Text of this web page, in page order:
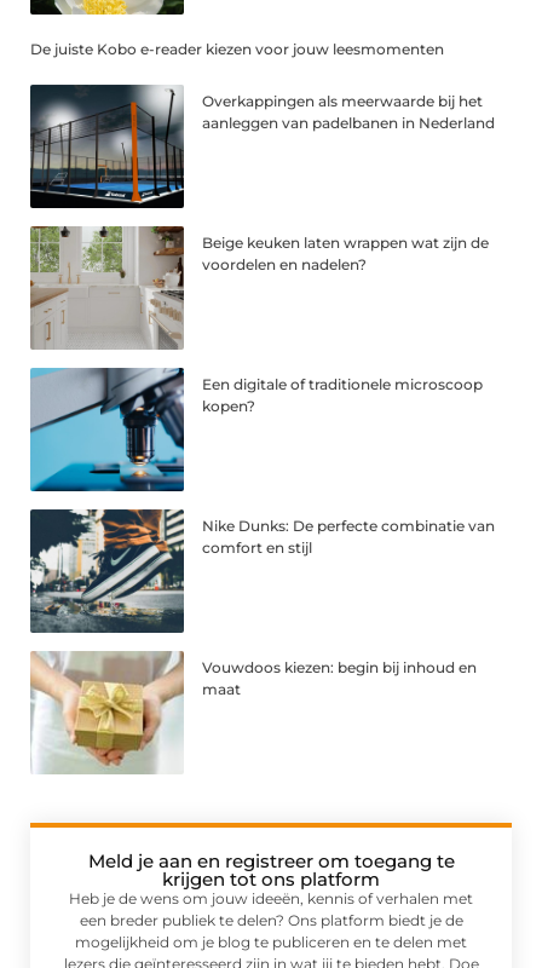
De juiste Kobo e-reader kiezen voor jouw leesmomenten
Overkappingen als meerwaarde bij het
aanleggen van padelbanen in Nederland
Beige keuken laten wrappen wat zijn de
voordelen en nadelen?
Een digitale of traditionele microscoop
kopen?
Nike Dunks: De perfecte combinatie van
comfort en stijl
Vouwdoos kiezen: begin bij inhoud en
maat
Meld je aan en registreer om toegang te
krijgen tot ons platform
Heb je de wens om jouw ideeën, kennis of verhalen met
een breder publiek te delen? Ons platform biedt je de
mogelijkheid om je blog te publiceren en te delen met
lezers die geïnteresseerd zijn in wat jij te bieden hebt. Doe